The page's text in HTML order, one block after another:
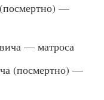
—
— матроса
(посмертно) —